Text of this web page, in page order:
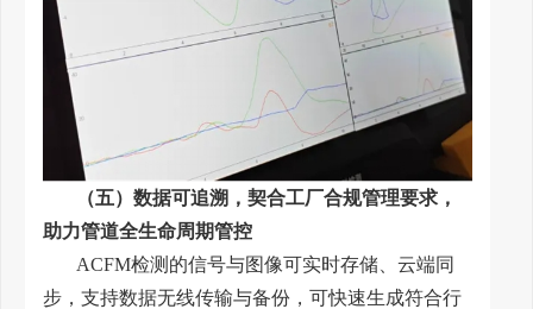
（五）数据可追溯，契合工厂合规管理要求，
助力管道全生命周期管控
ACFM检测的信号与图像可实时存储、云端同
步，支持数据无线传输与备份，可快速生成符合行